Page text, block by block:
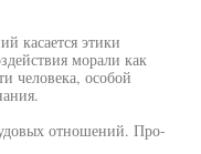
касается этики
морали как
человека, особой
отношений. Про-